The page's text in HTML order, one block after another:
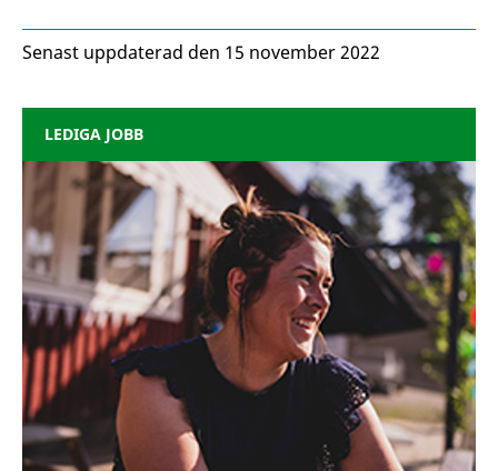
Senast uppdaterad den 15 november 2022
LEDIGA JOBB